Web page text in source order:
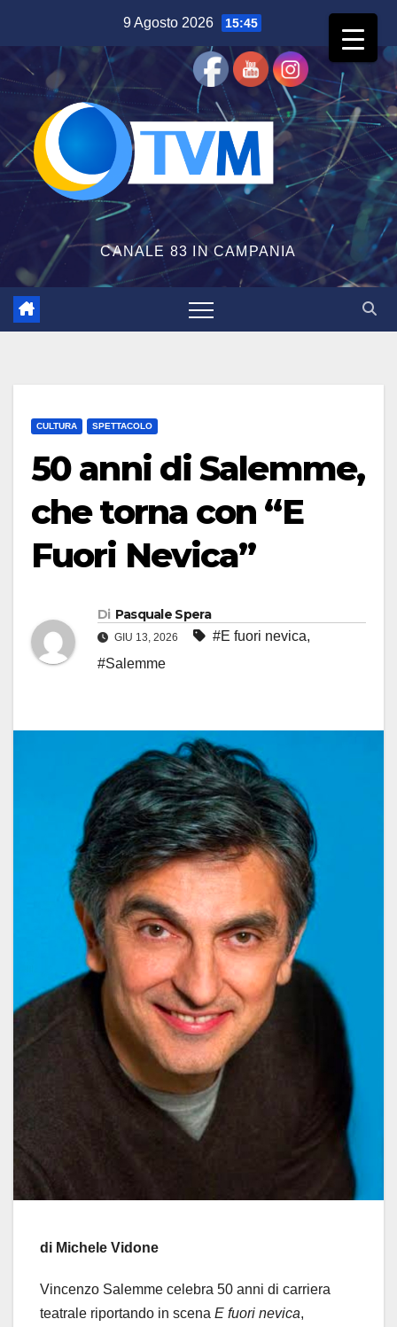
contenuto
9 Agosto 2026 15:45
CANALE 83 IN CAMPANIA
CULTURA SPETTACOLO
50 anni di Salemme,
che torna con “E
Fuori Nevica”
Di Pasquale Spera
GIU 13, 2026 #E fuori nevica,
#Salemme
di Michele Vidone
Vincenzo Salemme celebra 50 anni di carriera
teatrale riportando in scena E fuori nevica,